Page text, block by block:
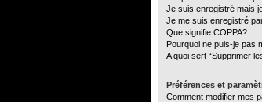
Je suis enregistré mais
Je me suis enregistré
Que signifie COPPA?
Pourquoi ne puis-je pas
A quoi sert “Supprimer
Préférences et
Comment modifier mes